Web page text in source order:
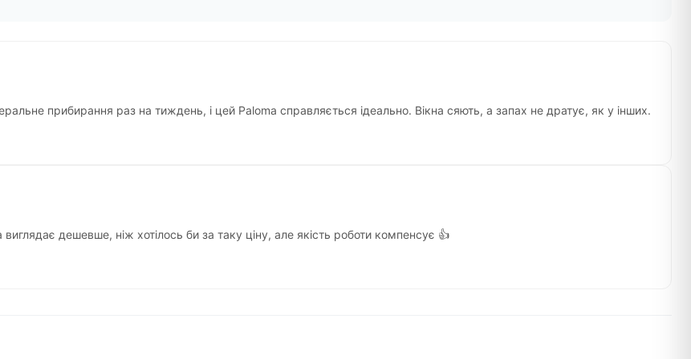
прибирання раз на тиждень, і цей Paloma справляється ідеально. Вікна сяють, а запах не дратує, як у інших.
дешевше, ніж хотілось би за таку ціну, але якість роботи компенсує 👍